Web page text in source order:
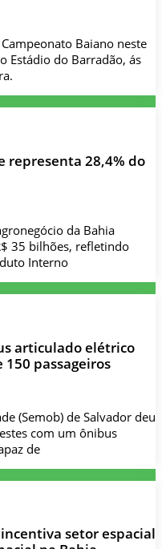
Baiano neste
Estádio do Barradão, ás
representa 28,4% do
da Bahia
35 bilhões, refletindo
Interno
articulado elétrico
passageiros
(Semob) de Salvador deu
com um ônibus
de
setor espacial